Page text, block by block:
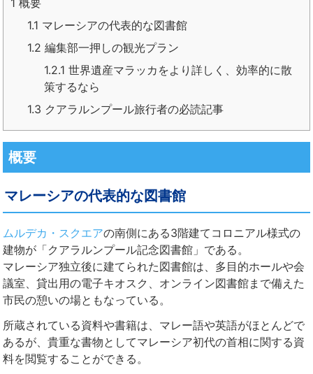
1.1 マレーシアの代表的な図書館
1.2 編集部一押しの観光プラン
1.2.1 世界遺産マラッカをより詳しく、効率的に散
策するなら
1.3 クアラルンプール旅行者の必読記事
概要
マレーシアの代表的な図書館
ムルデカ・スクエアの南側にある3階建てコロニアル様式の
建物が「クアラルンプール記念図書館」である。
マレーシア独立後に建てられた図書館は、多目的ホールや会
議室、貸出用の電子キオスク、オンライン図書館まで備えた
市民の憩いの場ともなっている。
所蔵されている資料や書籍は、マレー語や英語がほとんどで
あるが、貴重な書物としてマレーシア初代の首相に関する資
料を閲覧することができる。